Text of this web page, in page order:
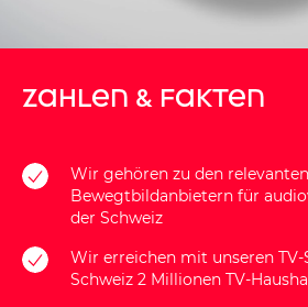
Zahlen & Fakten
Wir gehören zu den relevanten
Bewegtbildanbietern für
der Schweiz
Wir erreichen mit unseren TV-
Schweiz 2 Millionen TV-